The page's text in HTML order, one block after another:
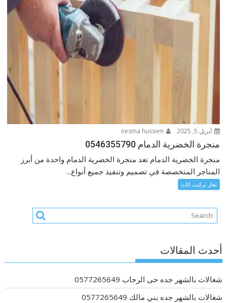
أبريل 5, 2025
منجرة الخضرية الدمام 0546355790
منجرة الخضرية الدمام تعد منجرة الخضرية الدمام واحدة من أبرز
المناجر المتخصصة في تصميم وتنفيذ جميع أنواع...
نجار تركيب اثاث
أحدث المقالات
شغالات بالشهر جده حى الرحاب 0577265649
شغالات بالشهر جده بني مالك 0577265649